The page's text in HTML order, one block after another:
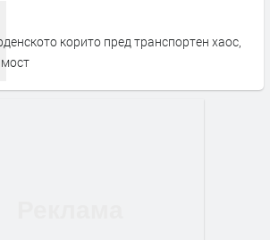
корито пред транспортен хаос,